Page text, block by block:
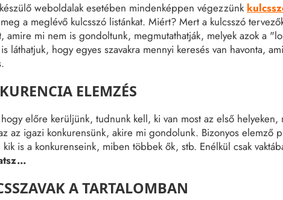
weboldalak esetében mindenképpen végezzünk
a meglévő kulcsszó listánkat. Miért? Mert a kulcsszó
amire mi nem is gondoltunk, megmutathatják, melyek azok a
láthatjuk, hogy egyes szavakra mennyi keresés van havonta,
ELEMZÉS
előre kerüljünk, tudnunk kell, ki van most az első
az igazi konkurensünk, akire mi gondolunk. Bizonyos elemző
kik is a konkurenseink, miben többek ők, stb. Enélkül csak
A TARTALOMBAN